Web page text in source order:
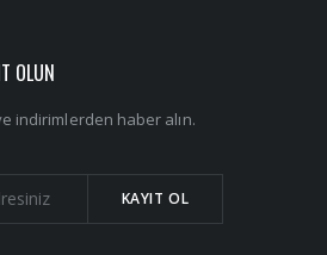
OLUN
indirimlerden haber alın.